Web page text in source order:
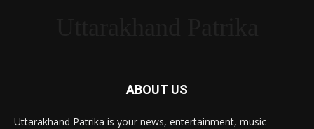
ABOUT US
Uttarakhand Patrika is your news, entertainment, music